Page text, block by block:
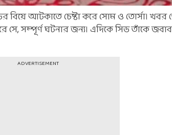
আটকাতে চেষ্টা করে সোম ও তোর্সা। খবর
সে, সম্পূর্ণ ঘটনার জন্য। এদিকে সিড তাঁকে
ADVERTISEMENT